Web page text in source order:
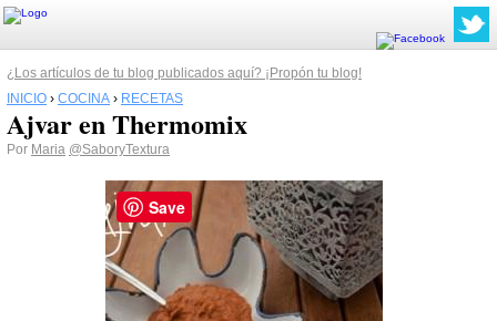
¿Los artículos de tu blog publicados aquí? ¡Propón tu blog!
INICIO › COCINA › RECETAS
Ajvar en Thermomix
Por Maria @SaboryTextura
Save